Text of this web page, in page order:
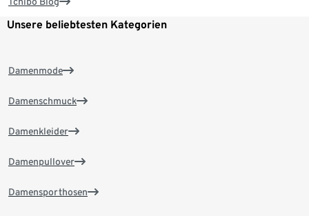
Unsere beliebtesten Kategorien
Damenmode
Damenschmuck
Damenkleider
Damenpullover
Damensporthosen